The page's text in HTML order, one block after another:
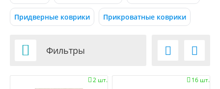
12700Р 12760
0.50x0.88
Придверные коврики Прикроватные коврики
 Фильтры  
2 шт.
 16 шт.
